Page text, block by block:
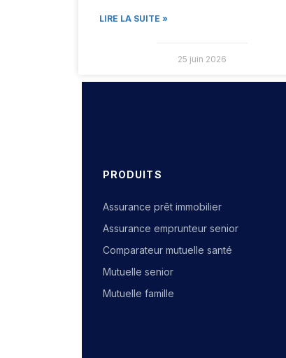
LIRE LA SUITE »
25 juin 2026
PRODUITS
Assurance prêt immobilier
Assurance emprunteur senior
Comparateur mutuelle santé
Mutuelle senior
Mutuelle famille